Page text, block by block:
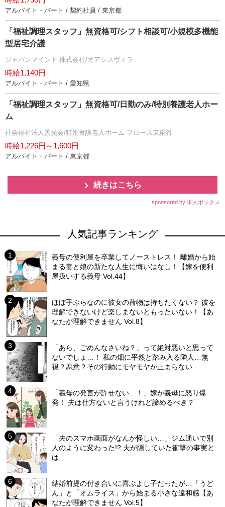
アルバイト・パート / 契約社員 / 東京都
「福祉調理スタッフ」無資格可/シフト相談可/小規模多機能
型居宅介護
ジャパンマインド 株式会社/オアシスヴィラ
時給1,140円
アルバイト・パート / 愛知県
「福祉調理スタッフ」無資格可/日勤のみ/特別養護老人ホー
ム
社会福祉法人善光会/特別養護老人ホーム フロース東糀谷
時給1,226円～1,600円
アルバイト・パート / 東京都
続きはこちら
sponsored by 求人ボックス
人気記事ランキング
義母の便利屋を卒業してノーストレス！ 離婚から始
まる妻と娘の新たな人生に悔いはなし！【嫁を便利
屋扱いする義母 Vol.44】
ほぼ手ぶらなのに彼女の荷物は持ちたくない？ 彼を
理解できないけど楽しまないともったいない！【あ
なたが理解できません Vol.8】
「あら、ごめんなさいね？」って絶対悪いと思って
ないでしょ…！ 私の畑に平然と踏み入る隣人…無
視？悪意？その行動にモヤモヤが止まらない
「義母の発言が許せない…！」嫁が義母に怒り爆
発！ 夫は仕方ないと言うけれど諦めるべき？
「夫のスマホ画面がなんか怪しい…」ジム通いで別
人のように変わった!? 夫が隠していた衝撃の事実と
は
結婚前提の付き合いに喜ぶよし子だったが…「うど
ん」と「オムライス」から始まる小さな違和感【あ
なたが理解できません Vol.5】